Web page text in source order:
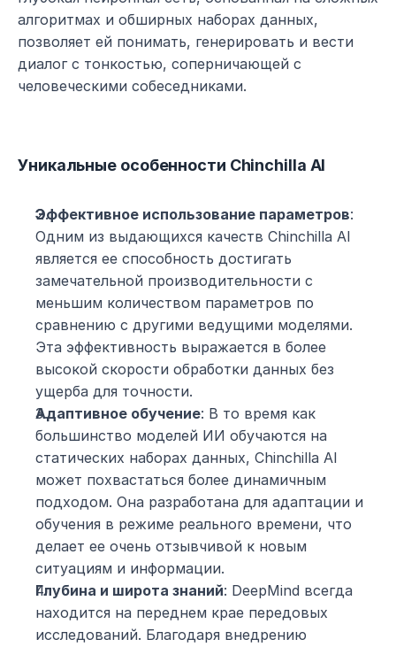
алгоритмах и обширных наборах данных,
позволяет ей понимать, генерировать и вести
диалог с тонкостью, соперничающей с
человеческими собеседниками.
Уникальные особенности Chinchilla AI
Эффективное использование параметров:
Одним из выдающихся качеств Chinchilla AI
является ее способность достигать
замечательной производительности с
меньшим количеством параметров по
сравнению с другими ведущими моделями.
Эта эффективность выражается в более
высокой скорости обработки данных без
ущерба для точности.
Адаптивное обучение: В то время как
большинство моделей ИИ обучаются на
статических наборах данных, Chinchilla AI
может похвастаться более динамичным
подходом. Она разработана для адаптации и
обучения в режиме реального времени, что
делает ее очень отзывчивой к новым
ситуациям и информации.
Глубина и широта знаний: DeepMind всегда
находится на переднем крае передовых
исследований. Благодаря внедрению